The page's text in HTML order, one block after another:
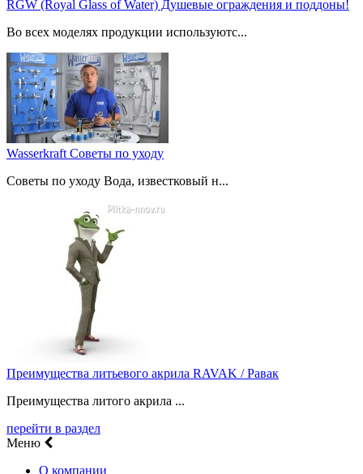
RGW (Royal Glass of Water) Душевые ограждения и поддоны!
Во всех моделях продукции используютс...
Wasserkraft Советы по уходу
Советы по уходу Вода, известковый н...
Преимущества литьевого акрила RAVAK / Равак
Преимущества литого акрила ...
перейти в раздел
Меню
О компании